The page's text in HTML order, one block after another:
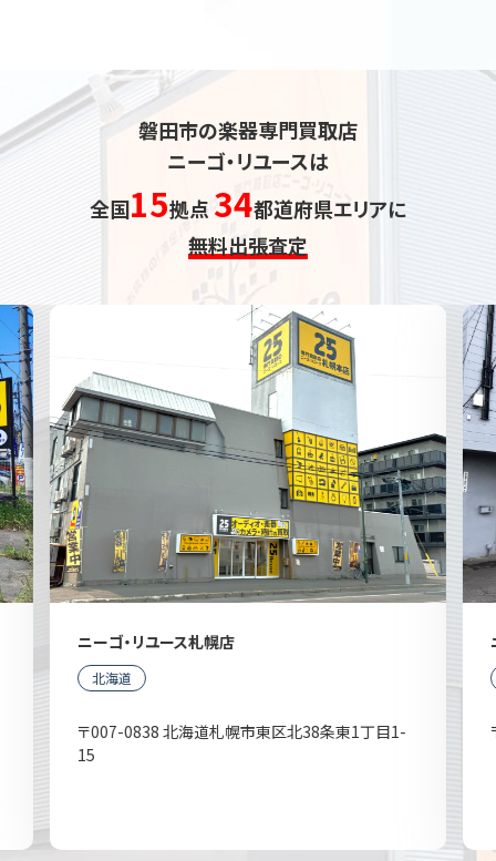
磐田市の楽器専門買取店
ニーゴ・リユースは
全国15拠点 34都道府県エリアに
無料出張査定
ニーゴ・リユース札幌店
北海道
〒007-0838 北海道札幌市東区北38条東1丁目1-
15